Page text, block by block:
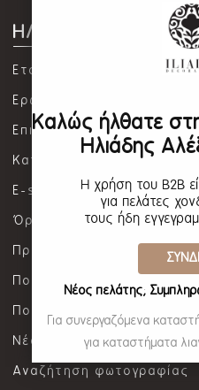
ΗΛΙΑΔΗΣ
Εταιρία
Ερωτήσεις / Απαντήσεις
Επικοινωνία
Καταστήματα λιανικής
E-shop καταστήματα
Όροι χρήσης
Προστασία προσωπικών
Πολιτική Cookies
Πολιτική βίας και
Νέα
Αναζήτηση φωτογραφίας
Καλώς ήλθατε
Ηλιάδης
Για συνεργαζόμενα
Η χρήση του B2B
για πελάτες
τους ήδη
Νέος πελάτης;
για καταστήματα